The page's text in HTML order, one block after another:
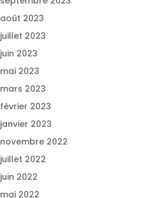
août 2023
juillet 2023
juin 2023
mai 2023
mars 2023
février 2023
janvier 2023
novembre 2022
juillet 2022
juin 2022
mai 2022